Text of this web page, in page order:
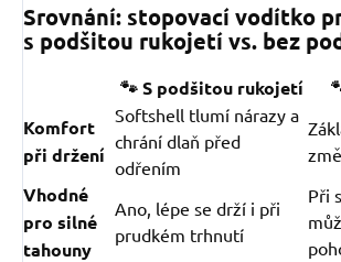
Srovnání: stopovací vodítko
s podšitou rukojetí vs. bez
🐾 S podšitou rukojetí
Komfort
při držení
Softshell tlumí nárazy a
chrání dlaň před
odřením
Vhodné
pro silné
tahouny
Ano, lépe se drží i při
prudkém trhnutí
Při